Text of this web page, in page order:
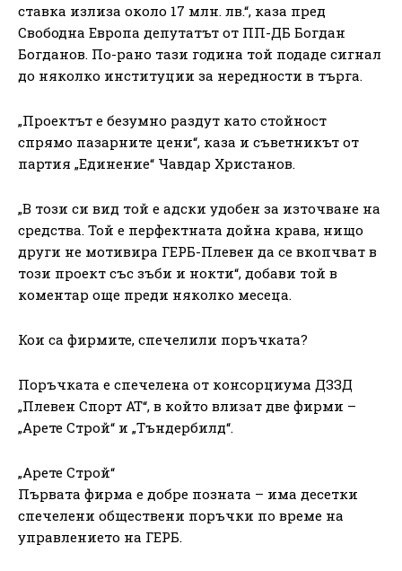
ставка излиза около 17 млн. лв.“, каза пред
Свободна Европа депутатът от ПП-ДБ Богдан
Богданов. По-рано тази година той подаде сигнал
до няколко институции за нередности в търга.
„Проектът е безумно раздут като стойност
спрямо пазарните цени“, каза и съветникът от
партия „Единение“ Чавдар Христанов.
„В този си вид той е адски удобен за източване на
средства. Той е перфектната дойна крава, нищо
други не мотивира ГЕРБ-Плевен да се вкопчват в
този проект със зъби и нокти“, добави той в
коментар още преди няколко месеца.
Кои са фирмите, спечелили поръчката?
Поръчката е спечелена от консорциума ДЗЗД
„Плевен Спорт АТ“, в който влизат две фирми –
„Арете Строй“ и „Тъндербилд“.
„Арете Строй“
Първата фирма е добре позната – има десетки
спечелени обществени поръчки по време на
управлението на ГЕРБ.